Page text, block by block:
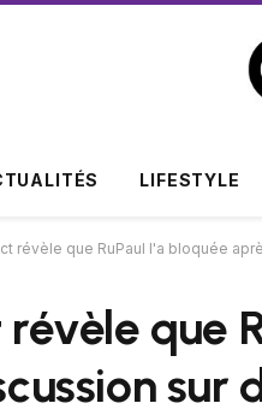
LIFESTYLE
révèle que RuPaul l'a bloquée
que
sur